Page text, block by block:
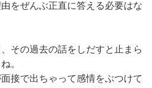
をぜんぶ正直に答える必要はな
その過去の話をしだすと止まら
。
接で出ちゃって感情をぶつけて